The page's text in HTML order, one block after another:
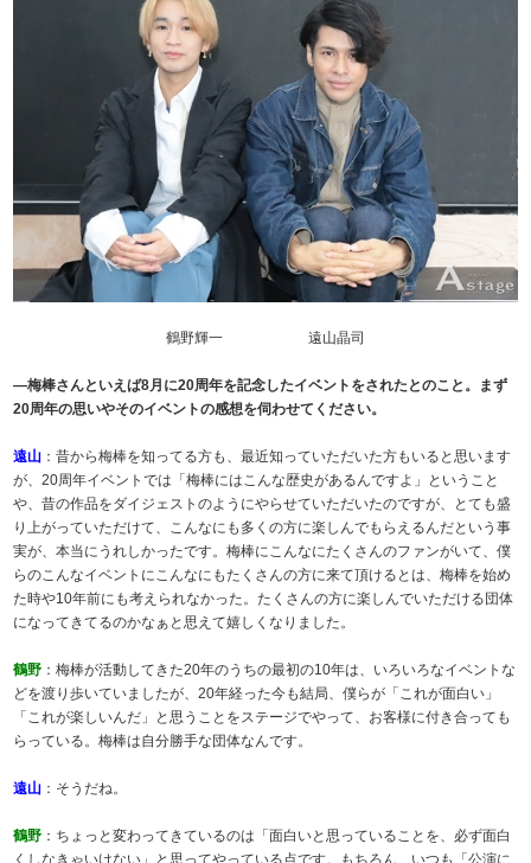
鶴野輝一 遠山晶司
―梅棒さんといえば8月に20周年を記念したイベントをされたとのこと。まず
20周年の思いやそのイベントの感想を伺わせてください。
遠山 ：昔から梅棒を知ってる方も、最近知っていただいた方もいると思います
が、20周年イベントでは「梅棒にはこんな歴史があるんですよ」ということ
や、昔の作品をダイジェストのようにやらせていただいたのですが、とても盛
り上がっていただけて、こんなにも多くの方に楽しんでもらえるんだという事
実が、本当にうれしかったです。梅棒にこんなにたくさんのファンがいて、僕
らのこんなイベントにこんなにもたくさんの方に来て頂けるとは、梅棒を始め
た時や10年前にも考えられなかった。たくさんの方に楽しんでいただける団体
になってきてるのかなぁと思えて嬉しくなりました。
鶴野 ：梅棒が活動してきた20年のうちの最初の10年は、いろいろなイベントな
どを渡り歩いていましたが、20年経った今も結局、僕らが「これが面白い」
「これが楽しいんだ」と思うことをステージでやって、お客様に付き合っても
らっている。梅棒は自分勝手な団体なんです。
遠山 ：そうだね。
鶴野 ：ちょっと変わってきているのは「面白いと思っていることを、必ず面白